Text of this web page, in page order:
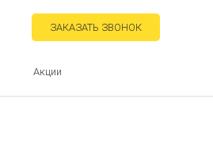
ЗАКАЗАТЬ ЗВОНОК
Акции